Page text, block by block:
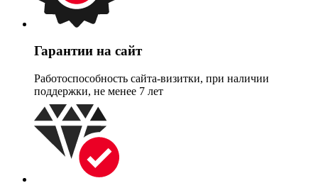
Гарантии на сайт
Работоспособность сайта-визитки, при наличии
поддержки, не менее 7 лет